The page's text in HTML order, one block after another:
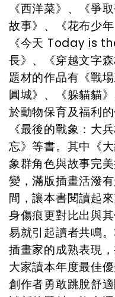
《西洋菜》、《爭
故事》、《花布少
《今天 Today is
長》、《穿越文字
題材的作品有《戰
圓城》、《躲貓貓
於動物保育及福利
《最後的戰象：大
忘》等書。其中《
象群角色與故事完
變，滿版插畫活潑
間，讓本書閱讀起
身傷痕更對比出與
易就引起讀者共鳴
插畫家的成熟表現
大家讀本年度最佳
創作者勇敢跳脫舒